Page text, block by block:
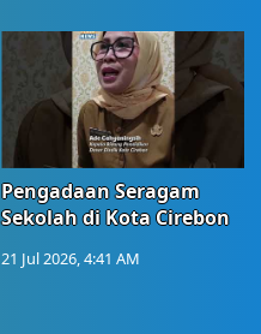
Pengadaan Seragam
Sekolah di Kota Cirebon
21 Jul 2026, 4:41 AM